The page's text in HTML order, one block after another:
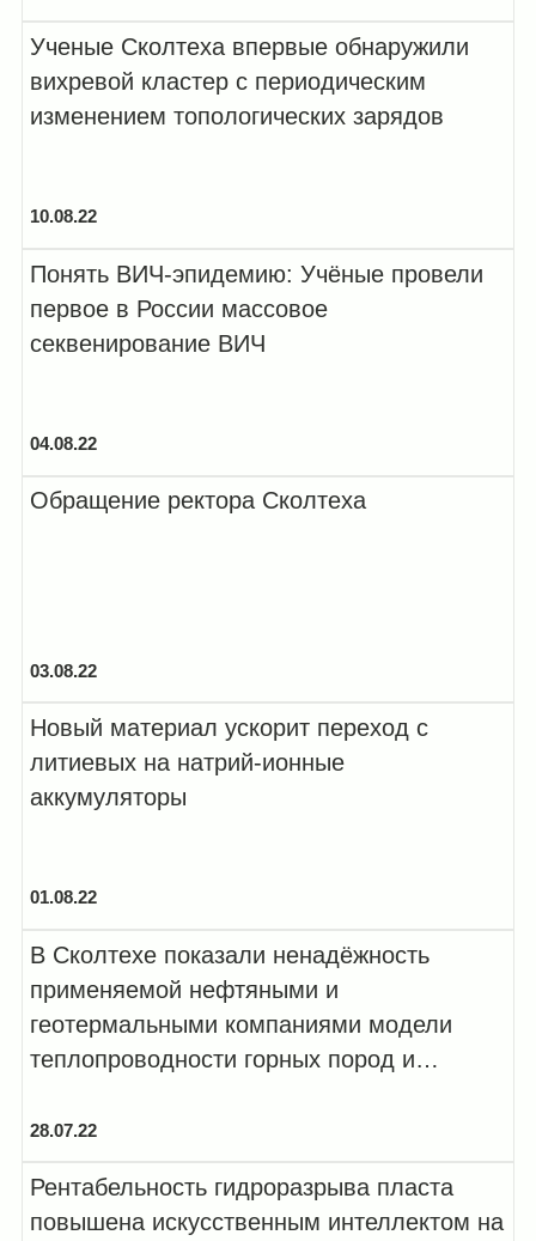
Ученые Сколтеха впервые обнаружили
вихревой кластер с периодическим
изменением топологических зарядов
10.08.22
Понять ВИЧ-эпидемию: Учёные провели
первое в России массовое
секвенирование ВИЧ
04.08.22
Обращение ректора Сколтеха
03.08.22
Новый материал ускорит переход с
литиевых на натрий-ионные
аккумуляторы
01.08.22
В Сколтехе показали ненадёжность
применяемой нефтяными и
геотермальными компаниями модели
теплопроводности горных пород и
28.07.22
Рентабельность гидроразрыва пласта
повышена искусственным интеллектом на